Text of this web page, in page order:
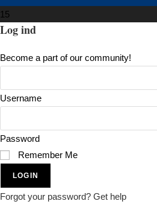
new
tab
15
Log ind
Become a part of our community!
Username
Password
Remember Me
LOGIN
Forgot your password? Get help